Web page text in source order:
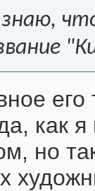
как я
но